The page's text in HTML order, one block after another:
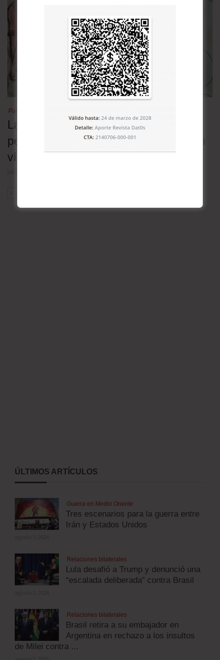
Patrimonio cultural
Las lenguas nativas en Bolivia en
peligro: 30 de las 36 oficiales están en
vías de extinción
ÚLTIMOS ARTÍCULOS
Guerra en Medio Oriente
Tres escenarios para la guerra entre
Irán y Estados Unidos
Relaciones bilaterales
Lula desafió a Trump y denunció una
“escalada deliberada” contra Brasil
Relaciones bilaterales
Brasil retira a su embajador en
Argentina en rechazo a los insultos
de Milei contra ...